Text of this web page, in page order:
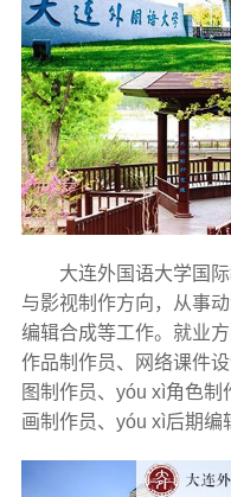
大连外国语大学国
与影视制作方向，从事
编辑合成等工作。就业
作品制作员、网络课件
图制作员、yóu xì角色
画制作员、yóu xì后期编